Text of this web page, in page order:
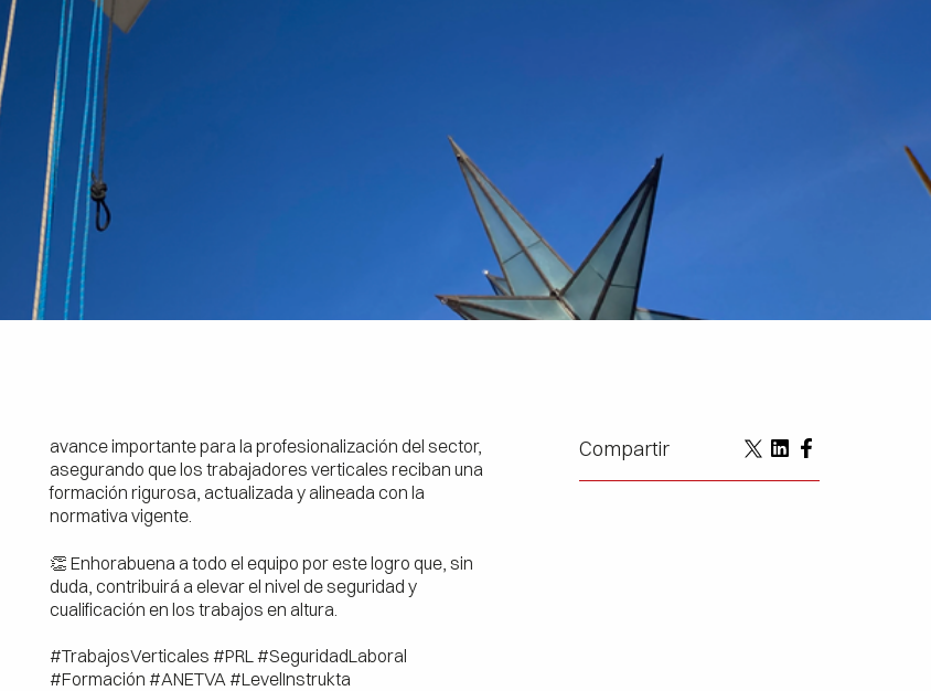
avance importante para la profesionalización del sector,
asegurando que los trabajadores verticales reciban una
formación rigurosa, actualizada y alineada con la
normativa vigente.
👏 Enhorabuena a todo el equipo por este logro que, sin
duda, contribuirá a elevar el nivel de seguridad y
cualificación en los trabajos en altura.
#TrabajosVerticales #PRL #SeguridadLaboral
#Formación #ANETVA #LevelInstrukta
Compartir